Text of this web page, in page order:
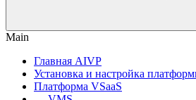
Main
Главная AIVP
Установка и настройка
Платформа VSaaS